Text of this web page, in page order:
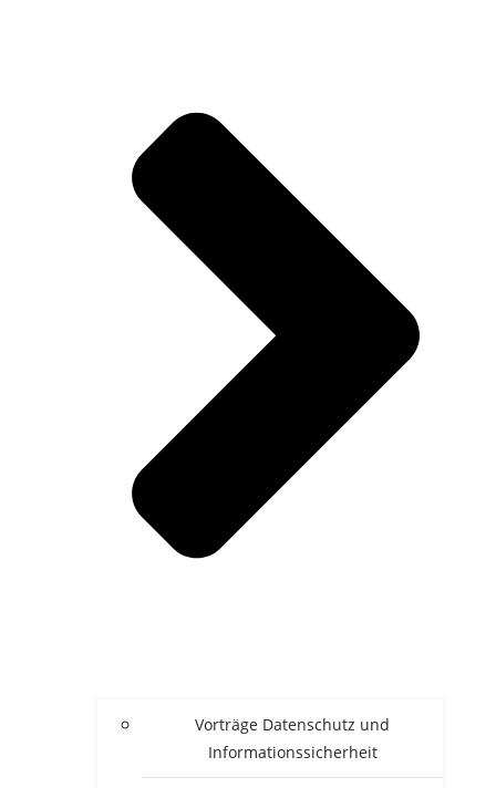
Vor­trä­ge Daten­schutz und
Informationssicherheit